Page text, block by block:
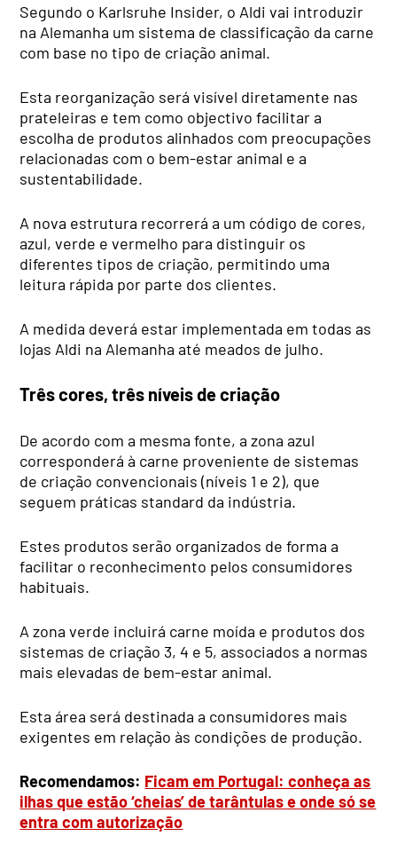
Segundo o Karlsruhe Insider, o Aldi vai introduzir
na Alemanha um sistema de classificação da carne
com base no tipo de criação animal.
Esta reorganização será visível diretamente nas
prateleiras e tem como objectivo facilitar a
escolha de produtos alinhados com preocupações
relacionadas com o bem-estar animal e a
sustentabilidade.
A nova estrutura recorrerá a um código de cores,
azul, verde e vermelho para distinguir os
diferentes tipos de criação, permitindo uma
leitura rápida por parte dos clientes.
A medida deverá estar implementada em todas as
lojas Aldi na Alemanha até meados de julho.
Três cores, três níveis de criação
De acordo com a mesma fonte, a zona azul
corresponderá à carne proveniente de sistemas
de criação convencionais (níveis 1 e 2), que
seguem práticas standard da indústria.
Estes produtos serão organizados de forma a
facilitar o reconhecimento pelos consumidores
habituais.
A zona verde incluirá carne moída e produtos dos
sistemas de criação 3, 4 e 5, associados a normas
mais elevadas de bem-estar animal.
Esta área será destinada a consumidores mais
exigentes em relação às condições de produção.
Recomendamos: Ficam em Portugal: conheça as
ilhas que estão ‘cheias’ de tarântulas e onde só se
entra com autorização